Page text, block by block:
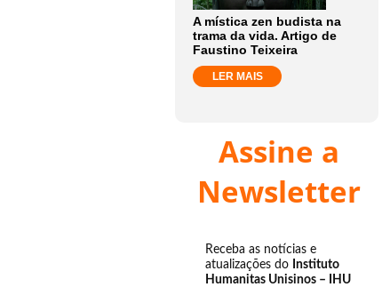
A mística zen budista na
trama da vida. Artigo de
Faustino Teixeira
LER MAIS
Assine a
Newsletter
Receba as notícias e
atualizações do Instituto
Humanitas Unisinos – IHU